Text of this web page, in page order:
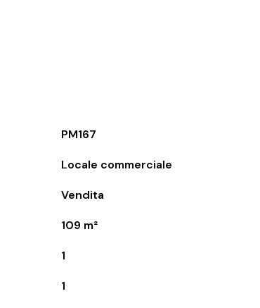
PM167
Locale commerciale
Vendita
109 m²
1
1